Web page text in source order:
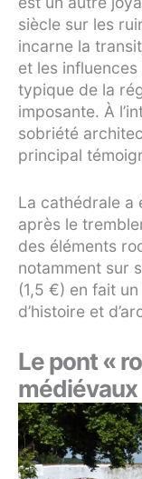
siècle sur les
incarne la
et les
typique de la
imposante. À
sobriété
principal
La cathédrale a
après le
des éléments
notamment sur
(1,5 €) en fait
d’histoire et
Le pont «
médiévaux